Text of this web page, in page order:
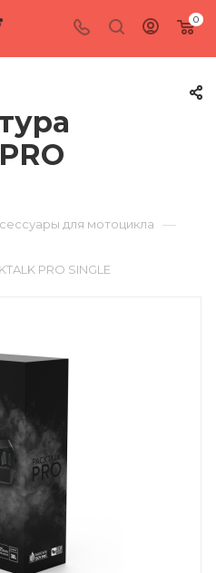
0
для мотоцикла —
PRO SINGLE